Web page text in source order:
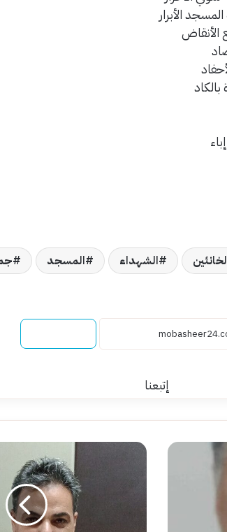
الأبرار
الأنقاض
الشهداء المسجد
إتبعنا
حسين
هو